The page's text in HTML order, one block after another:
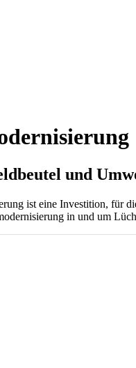
und
ist eine Investition, für
in und um